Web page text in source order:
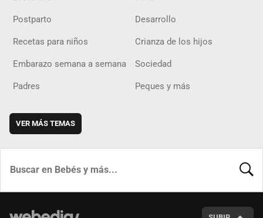
Postparto Desarrollo
Recetas para niños Crianza de los hijos
Embarazo semana a semana Sociedad
Padres Peques y más
VER MÁS TEMAS